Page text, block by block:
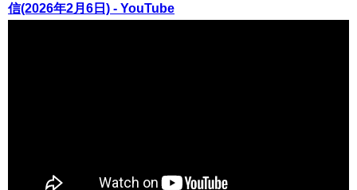
信(2026年2月6日) - YouTube